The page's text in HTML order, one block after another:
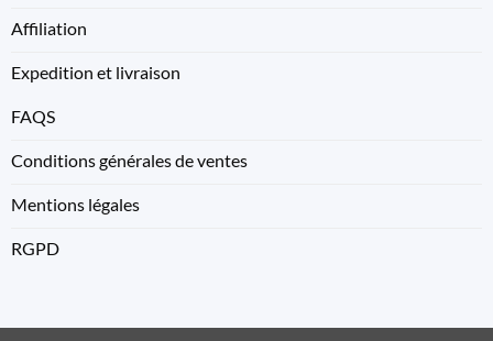
Affiliation
Expedition et livraison
FAQS
Conditions générales de ventes
Mentions légales
RGPD